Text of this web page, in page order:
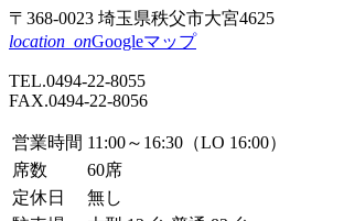
〒368-0023 埼玉県秩父市大宮4625
location_onGoogleマップ
TEL.0494-22-8055
FAX.0494-22-8056
営業時間 11:00～16:30（LO 16:00）
席数
60席
定休日
無し